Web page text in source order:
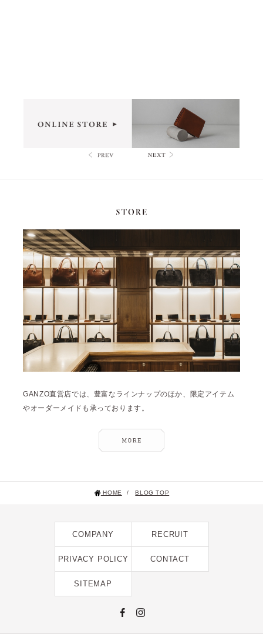
GANZO直営店では、豊富なラインナップのほか、限定アイテム
やオーダーメイドも承っております。
HOME / BLOG TOP
COMPANY RECRUIT
PRIVACY POLICY CONTACT
SITEMAP